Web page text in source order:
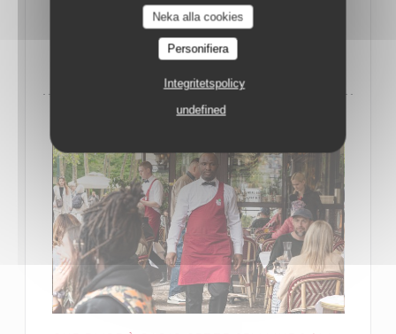
Neka alla cookies
Personifiera
Integritetspolicy
undefined
LÄS ARTIKELN((ÖPPNAS I ETT NYTT FÖNSTER))